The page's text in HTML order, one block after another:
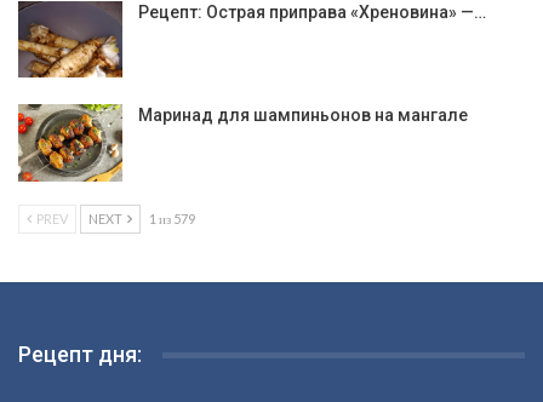
Рецепт: Острая приправа «Хреновина» —…
Маринад для шампиньонов на мангале
PREV NEXT 1 из 579
Рецепт дня: